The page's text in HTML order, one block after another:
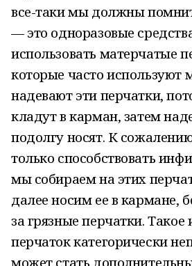
все-таки мы должны
— это одноразовые
использовать матерчатые
которые часто используют
надевают эти перчатки,
кладут в карман, затем
подолгу носят. К
только способствовать
мы собираем на этих
далее носим ее в кармане,
за грязные перчатки. Такое
перчаток категорически
может стать